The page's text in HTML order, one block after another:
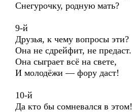
Снегурочку, родную мать?
9-й
Друзья, к чему вопросы эти?
Она не сдрейфит, не предаст.
Она сыграет всё на свете,
И молодёжи — фору даст!
10-й
Да кто бы сомневался в этом!